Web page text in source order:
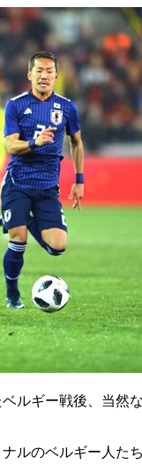
ルギー戦後、当
ルのベルギー人た